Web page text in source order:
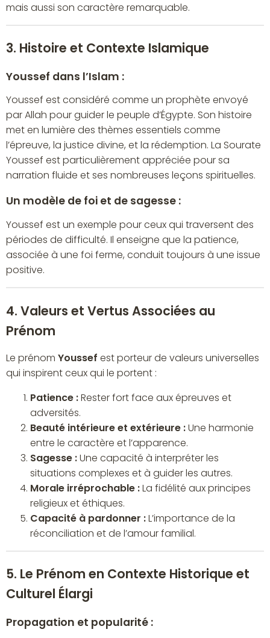
mais aussi son caractère remarquable.
3. Histoire et Contexte Islamique
Youssef dans l’Islam :
Youssef est considéré comme un prophète envoyé
par Allah pour guider le peuple d’Égypte. Son histoire
met en lumière des thèmes essentiels comme
l’épreuve, la justice divine, et la rédemption. La Sourate
Youssef est particulièrement appréciée pour sa
narration fluide et ses nombreuses leçons spirituelles.
Un modèle de foi et de sagesse :
Youssef est un exemple pour ceux qui traversent des
périodes de difficulté. Il enseigne que la patience,
associée à une foi ferme, conduit toujours à une issue
positive.
4. Valeurs et Vertus Associées au
Prénom
Le prénom Youssef est porteur de valeurs universelles
qui inspirent ceux qui le portent :
Patience :Rester fort face aux épreuves et
adversités.
Beauté intérieure et extérieure :Une harmonie
entre le caractère et l’apparence.
Sagesse :Une capacité à interpréter les
situations complexes et à guider les autres.
Morale irréprochable :La fidélité aux principes
religieux et éthiques.
Capacité à pardonner :L’importance de la
réconciliation et de l’amour familial.
5. Le Prénom en Contexte Historique et
Culturel Élargi
Propagation et popularité :